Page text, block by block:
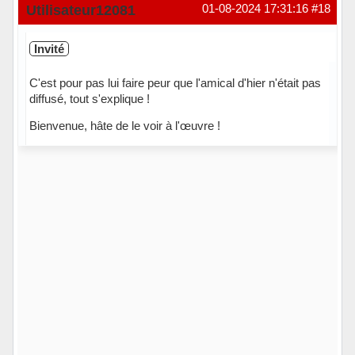
Hors ligne #18
01-08-2024 17:31:16
Utilisateur12081
Invité
C'est pour pas lui faire peur que l'amical d'hier n'était pas
diffusé, tout s'explique !
Bienvenue, hâte de le voir à l'œuvre !